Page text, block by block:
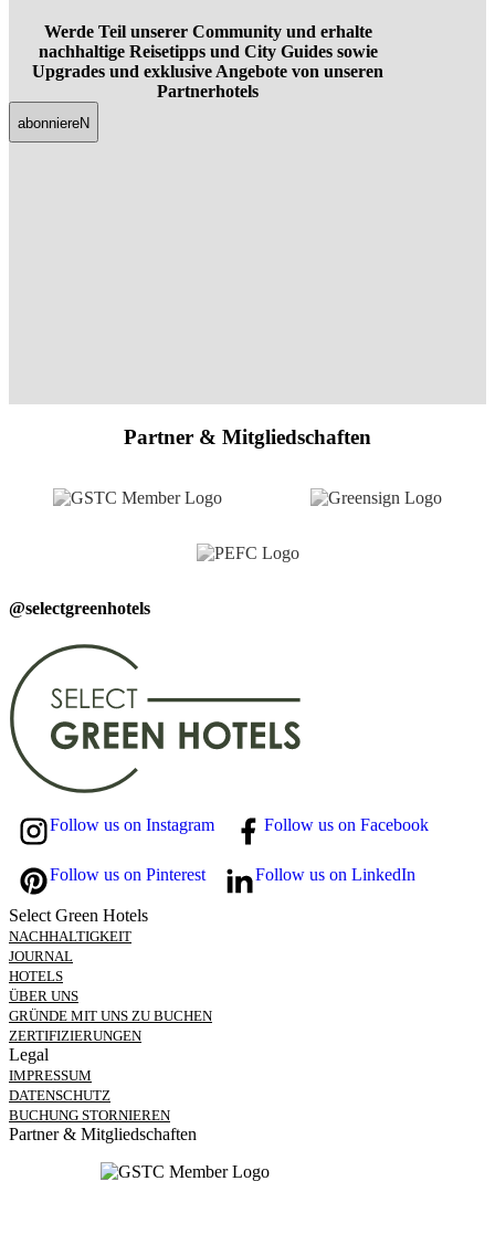
Werde Teil unserer Community und erhalte
nachhaltige Reisetipps und City Guides sowie
Upgrades und exklusive Angebote von unseren
Partnerhotels
abonniereN
Partner & Mitgliedschaften
@selectgreenhotels
Follow us on Instagram Follow us on Facebook
Follow us on Pinterest Follow us on LinkedIn
Select Green Hotels
NACHHALTIGKEIT
JOURNAL
HOTELS
ÜBER UNS
GRÜNDE MIT UNS ZU BUCHEN
ZERTIFIZIERUNGEN
Legal
IMPRESSUM
DATENSCHUTZ
BUCHUNG STORNIEREN
Partner & Mitgliedschaften